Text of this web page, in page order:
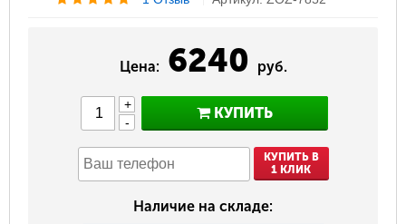
Цена: 6240 руб.
+
-
КУПИТЬ
КУПИТЬ В
1 КЛИК
Наличие на складе: